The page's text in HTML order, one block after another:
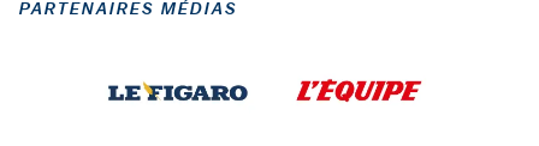
PARTENAIRES MÉDIAS